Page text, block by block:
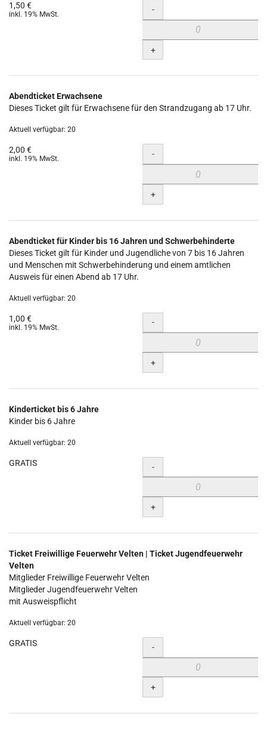
1,50 €
inkl. 19% MwSt. Menge
-
+
Abendticket Erwachsene
Dieses Ticket gilt für Erwachsene für den Strandzugang ab 17 Uhr.
Aktuell verfügbar: 20
2,00 €
inkl. 19% MwSt. Menge
-
+
Abendticket für Kinder bis 16 Jahren und Schwerbehinderte
Dieses Ticket gilt für Kinder und Jugendliche von 7 bis 16 Jahren
und Menschen mit Schwerbehinderung und einem amtlichen
Ausweis für einen Abend ab 17 Uhr.
Aktuell verfügbar: 20
1,00 €
inkl. 19% MwSt. Menge
-
+
Kinderticket bis 6 Jahre
Kinder bis 6 Jahre
Aktuell verfügbar: 20
GRATIS Menge
-
+
Ticket Freiwillige Feuerwehr Velten | Ticket Jugendfeuerwehr
Velten
Mitglieder Freiwillige Feuerwehr Velten
Mitglieder Jugendfeuerwehr Velten
mit Ausweispflicht
Aktuell verfügbar: 20
GRATIS Menge
-
+